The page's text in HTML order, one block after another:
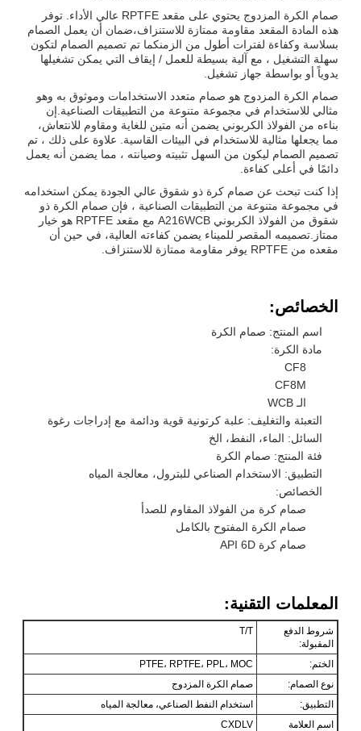
صمام الكرة المزدوج يحتوي على مقعد RPTFE عالي الأداء. توفر
هذه المادة المقعد مقاومة ممتازة للاستنزاف،ضمان أن يعمل الصمام
بسلاسة وكفاءة لفترات أطول من الزمنكما تم تصميم الصمام لتكون
سهلة التشغيل ، مع آلية بسيطة للعمل / إيقاف التي يمكن تشغيلها
يدوياً أو بواسطة جهاز تشغيل.
صمام الكرة المزدوج هو صمام متعدد الاستخدامات وموثوق به وهو
مثالي للاستخدام في مجموعة متنوعة من التطبيقات الصناعية.إن
بناءه من الفولاذ الكربوني يضمن أنه متين للغاية ومقاوم للانتعاش،
مما يجعلها مثالية للاستخدام في البيئات القاسية. علاوة على ذلك ، تم
تصميم الصمام ليكون من السهل تثبيته وصيانته ، مما يضمن أنه يعمل
دائمًا في أعلى كفاءة.
إذا كنت تبحث عن صمام كرة ذو شقوق عالي الجودة يمكن استخدامه
في مجموعة متنوعة من التطبيقات الصناعية ، فإن صمام الكرة ذو
شقوق من الفولاذ الكربوني A216WCB مع مقعد RPTFE هو خيار
ممتاز.تصميمه المقصر للميناء يضمن كفاءته العالية، في حين أن
مقعده من RPTFE يوفر مقاومة ممتازة للاستنزاف.
الخصائص:
اسم المنتج: صمام الكرة
مادة الكرة:
CF8
CF8M
الـ WCB
التعبئة والتغليف: علبة كرتونية قوية ودائمة مع إدراجات رغوة
السائل: الماء، النفط، الخ
فئة المنتج: صمام الكرة
التطبيق: الاستخدام الصناعي للبترول، معالجة المياه
الخصائص:
صمام كرة من الفولاذ المقاوم للصدأ
صمام الكرة المفتوح بالكامل
صمام كرة API 6D
المعلمات التقنية:
شروط الدفع
المقبولة:
T/T
الختم:
PTFE، RPTFE، PPL، MOC
نوع الصمام:
صمام الكرة المزدوج
التطبيق:
استخدام النفط الصناعي، معالجة المياه
اسم العلامة
CXDLV